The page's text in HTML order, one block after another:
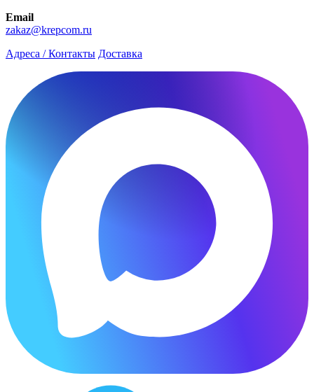
Email
zakaz@krepcom.ru
Адреса / Контакты Доставка